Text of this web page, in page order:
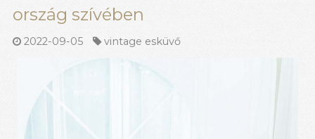
ország szívében
2022-09-05 vintage esküvő